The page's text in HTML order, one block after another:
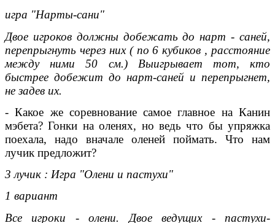
игра "Нарты-сани"
Двое игроков должны добежать до нарт - саней,
перепрыгнуть через них ( по 6 кубиков , расстояние
между ними 50 см.) Выигрывает тот, кто
быстрее добежит до нарт-саней и перепрыгнет,
не задев их.
- Какое же соревнование самое главное на Канин
мэбета? Гонки на оленях, но ведь что бы упряжка
поехала, надо вначале оленей поймать. Что нам
лучик предложит?
3 лучик : Игра "Олени и пастухи"
1 вариант
Все игроки - олени. Двое ведущих - пастухи-